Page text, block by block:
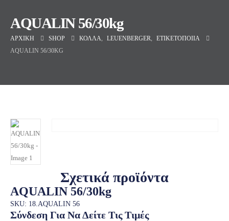
AQUALIN 56/30kg
ΑΡΧΙΚΉ SHOP ΚΌΛΛΑ, LEUENBERGER,
ΕΤΙΚΕΤΟΠΟΙΊΑ
AQUALIN 56/30KG
Σχετικά προϊόντα
AQUALIN 56/30kg
SKU: 18.AQUALIN 56
Σύνδεση Για Να Δείτε Τις Τιμές